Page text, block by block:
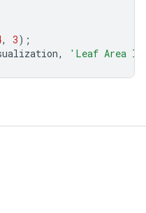
, 3);
, 'Leaf Area